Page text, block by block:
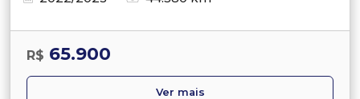
R$ 65.900
Ver mais